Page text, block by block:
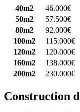
40m2
46.000€
50m2
57.500€
80m2
92.000€
100m2
115.000€
120m2
120.000€
160m2
138.000€
200m2
230.000€
Construction